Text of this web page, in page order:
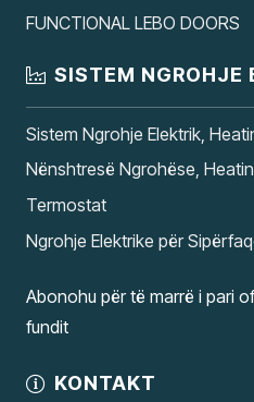
FUNCTIONAL LEBO DOORS
SISTEM NGROHJE
Sistem Ngrohje Elektrik,
Nënshtresë Ngrohëse,
Termostat
Ngrohje Elektrike për
Abonohu për të marrë i pari
fundit
KONTAKT